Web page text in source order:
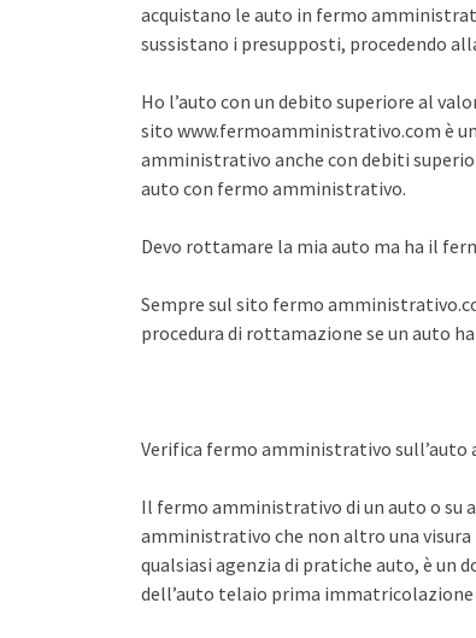
acquistano le auto in fermo
sussistano i presupposti, procedendo
Ho l’auto con un debito superiore al
sito www.fermoamministrativo.com è
amministrativo anche con debiti
auto con fermo amministrativo.
Devo rottamare la mia auto ma ha il
Sempre sul sito fermo
procedura di rottamazione se un auto
Verifica fermo amministrativo sull’auto
Il fermo amministrativo di un auto o su
amministrativo che non altro una
qualsiasi agenzia di pratiche auto, è un
dell’auto telaio prima